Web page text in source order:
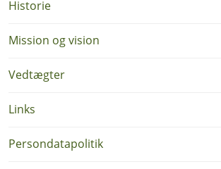
Historie
Mission og vision
Vedtægter
Links
Persondatapolitik